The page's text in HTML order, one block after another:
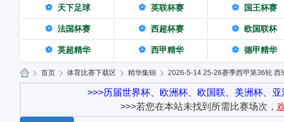
⚽ 天下足球 ⚽ 英联杯赛 ⚽ 国王杯赛
⚽ 法国杯赛 ⚽ 西超杯赛 ⚽ 欧国联杯
⚽ 英超精华 ⚽ 西甲精华 ⚽ 德甲精华
» 首页 › 体育比赛下载区 › 精华集锦 › 2026-5-14 25-26赛季西甲第36轮 西
>>>历届世界杯、欧洲杯、欧国联、美洲杯、
>>>若您在本站未找到所需比赛场次，